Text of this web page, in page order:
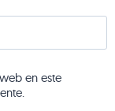
en este